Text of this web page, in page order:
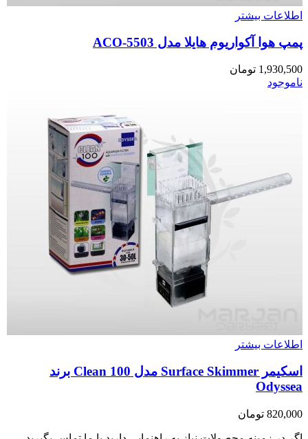
اطلاعات بیشتر
پمپ هوا آکواریوم هایلا مدل ACO-5503
1,930,500 تومان
ناموجود
اطلاعات بیشتر
اسکیمر Surface Skimmer مدل Clean 100 برند
Odyssea
820,000 تومان